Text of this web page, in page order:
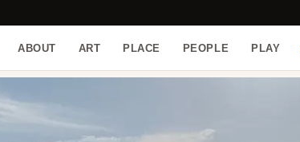
ABOUT ART PLACE PEOPLE PLAY